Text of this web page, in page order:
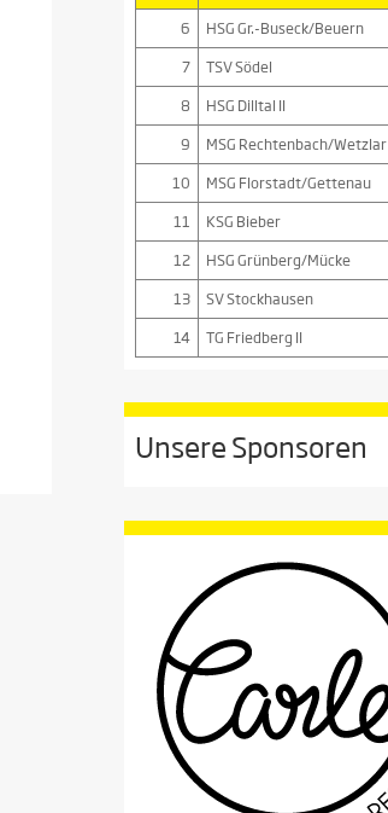
6
HSG Gr.-Buseck/Beuern
7
TSV Södel
8
HSG Dilltal II
9
MSG Rechtenbach/Wetzlar
10
MSG Florstadt/Gettenau
11
KSG Bieber
12
HSG Grünberg/Mücke
13
SV Stockhausen
14
TG Friedberg II
Unsere Sponsoren